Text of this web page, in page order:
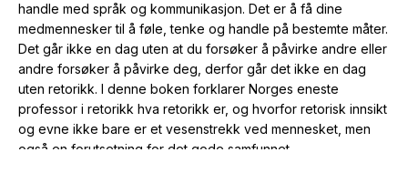
handle med språk og kommunikasjon. Det er å få dine
medmennesker til å føle, tenke og handle på bestemte måter.
Det går ikke en dag uten at du forsøker å påvirke andre eller
andre forsøker å påvirke deg, derfor går det ikke en dag
uten retorikk. I denne boken forklarer Norges eneste
professor i retorikk hva retorikk er, og hvorfor retorisk innsikt
og evne ikke bare er et vesenstrekk ved mennesket, men
også en forutsetning for det gode samfunnet.